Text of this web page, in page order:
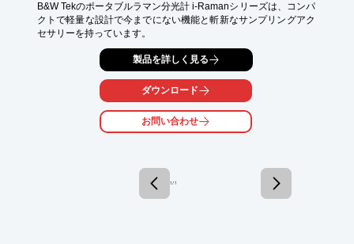
B&W Tekのポータブルラマン分光計 i-Ramanシリーズは、コンパ
クトで軽量な設計で今までにない機能と斬新なサンプリングアク
セサリーを持っています。
製品を詳しく見る
ダウンロード
お問い合わせ
1 / 1